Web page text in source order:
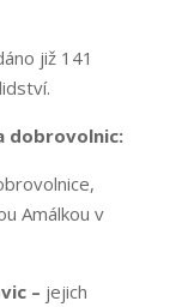
již 141
dobrovolnic:
Amálkou v
– jejich